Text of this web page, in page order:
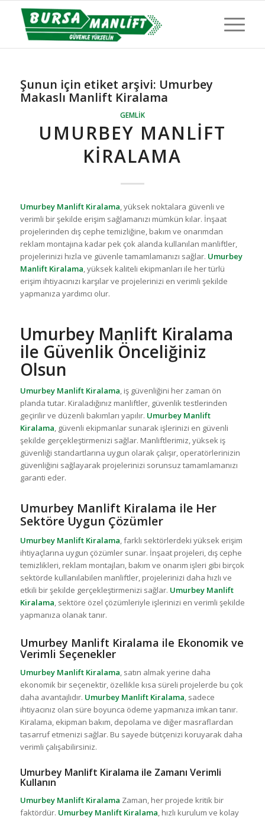
Şunun için etiket arşivi: Umurbey
Makaslı Manlift Kiralama
GEMLIK
UMURBEY MANLIFT
KIRALAMA
Umurbey Manlift Kiralama, yüksek noktalara güvenli ve
verimli bir şekilde erişim sağlamanızı mümkün kılar. İnşaat
projelerinden dış cephe temizliğine, bakım ve onarımdan
reklam montajına kadar pek çok alanda kullanılan manliftler,
projelerinizi hızla ve güvenle tamamlamanızı sağlar. Umurbey
Manlift Kiralama, yüksek kaliteli ekipmanları ile her türlü
erişim ihtiyacınızı karşılar ve projelerinizi en verimli şekilde
yapmanıza yardımcı olur.
Umurbey Manlift Kiralama
ile Güvenlik Önceliğiniz
Olsun
Umurbey Manlift Kiralama, iş güvenliğini her zaman ön
planda tutar. Kiraladığınız manliftler, güvenlik testlerinden
geçirilir ve düzenli bakımları yapılır. Umurbey Manlift
Kiralama, güvenli ekipmanlar sunarak işlerinizi en güvenli
şekilde gerçekleştirmenizi sağlar. Manliftlerimiz, yüksek iş
güvenliği standartlarına uygun olarak çalışır, operatörlerinizin
güvenliğini sağlayarak projelerinizi sorunsuz tamamlamanızı
garanti eder.
Umurbey Manlift Kiralama ile Her
Sektöre Uygun Çözümler
Umurbey Manlift Kiralama, farklı sektörlerdeki yüksek erişim
ihtiyaçlarına uygun çözümler sunar. İnşaat projeleri, dış cephe
temizlikleri, reklam montajları, bakım ve onarım işleri gibi birçok
sektörde kullanılabilen manliftler, projelerinizi daha hızlı ve
etkili bir şekilde gerçekleştirmenizi sağlar. Umurbey Manlift
Kiralama, sektöre özel çözümleriyle işlerinizi en verimli şekilde
yapmanıza olanak tanır.
Umurbey Manlift Kiralama ile Ekonomik ve
Verimli Seçenekler
Umurbey Manlift Kiralama, satın almak yerine daha
ekonomik bir seçenektir, özellikle kısa süreli projelerde bu çok
daha avantajlıdır. Umurbey Manlift Kiralama, sadece
ihtiyacınız olan süre boyunca ödeme yapmanıza imkan tanır.
Kiralama, ekipman bakım, depolama ve diğer masraflardan
tasarruf etmenizi sağlar. Bu sayede bütçenizi koruyarak daha
verimli çalışabilirsiniz.
Umurbey Manlift Kiralama ile Zamanı Verimli
Kullanın
Umurbey Manlift Kiralama Zaman, her projede kritik bir
faktördür. Umurbey Manlift Kiralama, hızlı kurulum ve kolay